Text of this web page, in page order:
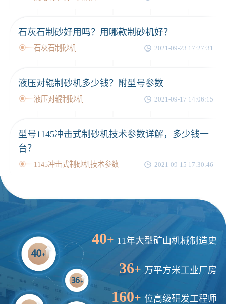
石灰石制砂好用吗？用哪款制砂机好？
石灰石制砂机 2021-09-23 17:27:31
液压对辊制砂机多少钱？附型号参数
液压对辊制砂机 2021-09-17 14:06:15
型号1145冲击式制砂机技术参数详解，多少钱一
台？
1145冲击式制砂机技术参数 2021-09-15 17:30:46
40+ 11年大型矿山机械制造史
36+ 万平方米工业厂房
160+ 位高级研发工程师